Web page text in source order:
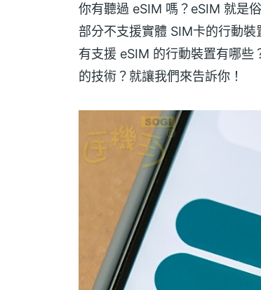
你有聽過 eSIM 嗎？eSIM 就是
部分不支援實體 SIM卡的行動
有支援 eSIM 的行動裝置有哪些
的技術？就讓我們來告訴你！